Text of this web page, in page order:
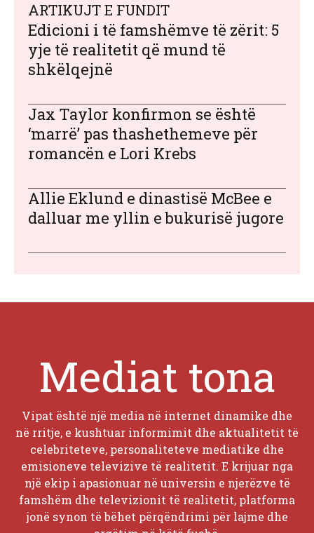
ARTIKUJT E FUNDIT
Edicioni i të famshëmve të zërit: 5
yje të realitetit që mund të
shkëlqejnë
Jax Taylor konfirmon se është
‘marrë’ pas thashethemeve për
romancën e Lori Krebs
Allie Eklund e dinastisë McBee e
dalluar me yllin e bukurisë jugore
Mediat tona
Vipat është një media në internet dinamike dhe
në rritje, e kushtuar informimit dhe aktualitetit të
celebriteteve, personaliteteve mediatike dhe
emisioneve televizive të realitetit. E krijuar nga
një ekip i apasionuar në universin e njerëzve të
famshëm dhe televizionit të realitetit, platforma
jonë synon të bëhet përqëndrimi për lajme dhe